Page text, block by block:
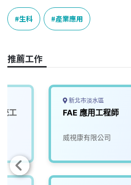
c
e
b
o
k
e
r
e
a
k
n
k
生科 產業應用
推薦工作
工
新北市淡水區
FAE 應用工程師
威視康有限公司